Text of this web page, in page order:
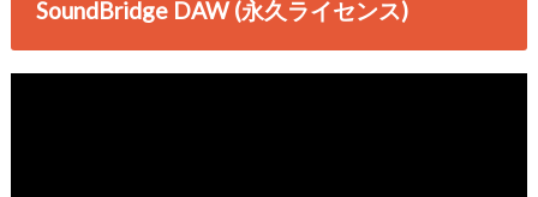
SoundBridge DAW (永久ライセンス)